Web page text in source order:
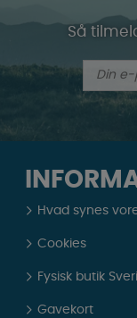
Så
Hvad synes
Cookies
Fysisk butik
Gavekort